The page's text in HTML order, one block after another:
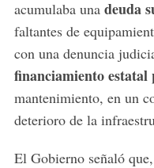
acumulaba una deuda
faltantes de
con una denuncia
financiamiento estatal
mantenimiento, en un
deterioro de la
El Gobierno señaló